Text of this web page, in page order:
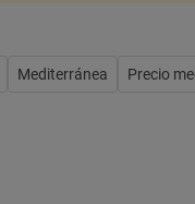
Mediterránea Precio